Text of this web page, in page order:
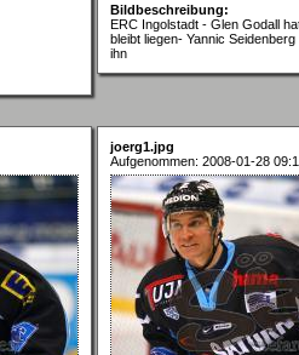
Bildbeschreibung:
ERC Ingolstadt - Glen Godall
bleibt liegen- Yannic
ihn
joerg1.jpg
Aufgenommen: 2008-01-28